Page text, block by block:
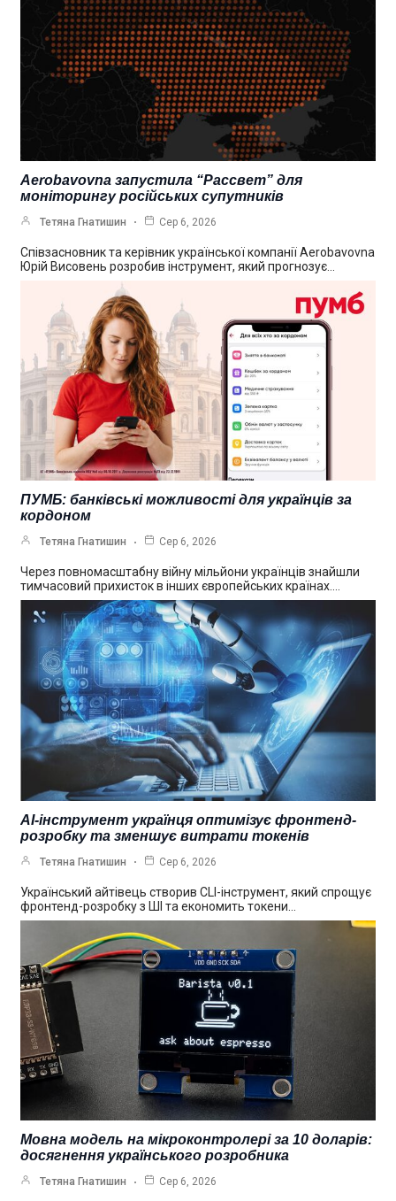
Aerobavovna запустила “Рассвет” для
моніторингу російських супутників
Тетяна Гнатишин Сер 6, 2026
Співзасновник та керівник української компанії Aerobavovna
Юрій Висовень розробив інструмент, який прогнозує…
ПУМБ: банківські можливості для українців за
кордоном
Тетяна Гнатишин Сер 6, 2026
Через повномасштабну війну мільйони українців знайшли
тимчасовий прихисток в інших європейських країнах.…
AI-інструмент українця оптимізує фронтенд-
розробку та зменшує витрати токенів
Тетяна Гнатишин Сер 6, 2026
Український айтівець створив CLI-інструмент, який спрощує
фронтенд-розробку з ШІ та економить токени…
Мовна модель на мікроконтролері за 10 доларів:
досягнення українського розробника
Тетяна Гнатишин Сер 6, 2026